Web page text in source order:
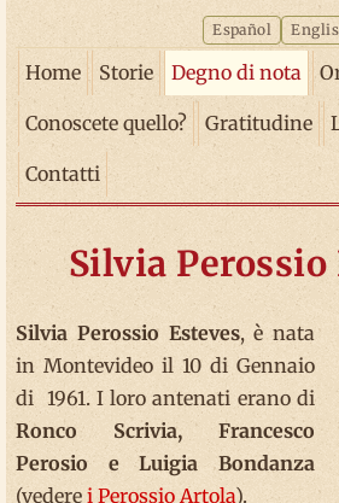
Español
Home Storie Degno di nota
Conoscete quello? Gratitudine
Contatti
Silvia Perossio
Silvia Perossio Esteves, è nata
in Montevideo il 10 di Gennaio
di 1961. I loro antenati erano di
Ronco Scrivia, Francesco
Perosio e Luigia Bondanza
(vedere i Perossio Artola).